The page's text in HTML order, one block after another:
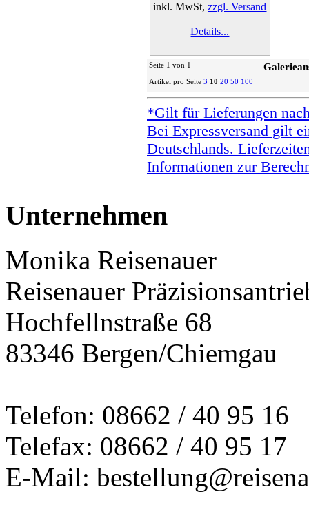
inkl. MwSt,zzgl. Versand
Details...
Seite 1 von 1
Artikel pro Seite 3 10 20 50 100
*Gilt für Lieferungen
Bei Expressversand gilt
Deutschlands.
Informationen zur
Unternehmen
Monika Reisenauer
Reisenauer
Hochfellnstraße 68
83346 Bergen/Chiemgau
Telefon: 08662 / 40 95 16
Telefax: 08662 / 40 95 17
E-Mail: